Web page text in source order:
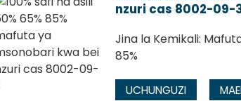
nzuri cas 8002-09-
Jina la Kemikali:
85%
UCHUNGUZI